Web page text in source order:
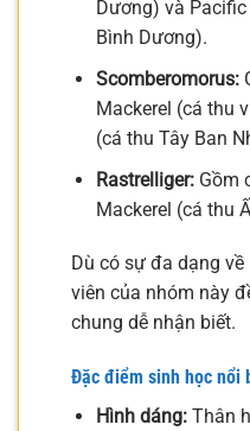
Dương) và
Bình Dương).
Scomberomorus:
Mackerel (cá thu
(cá thu Tây Ban
Rastrelliger:Gồm
Mackerel (cá thu
Dù có sự đa dạng
viên của nhóm này
chung dễ nhận biết.
Đặc điểm sinh học nổi
Hình dáng:Thân